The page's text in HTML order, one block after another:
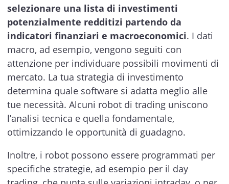
selezionare una lista di investimenti
potenzialmente redditizi partendo da
indicatori finanziari e macroeconomici. I dati
macro, ad esempio, vengono seguiti con
attenzione per individuare possibili movimenti di
mercato. La tua strategia di investimento
determina quale software si adatta meglio alle
tue necessità. Alcuni robot di trading uniscono
l’analisi tecnica e quella fondamentale,
ottimizzando le opportunità di guadagno.
Inoltre, i robot possono essere programmati per
specifiche strategie, ad esempio per il day